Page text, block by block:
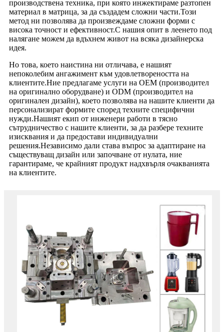
производствена техника, при която инжектираме разтопен
материал в матрица, за да създадем сложни части.Този
метод ни позволява да произвеждаме сложни форми с
висока точност и ефективност.С нашия опит в леенето под
налягане можем да вдъхнем живот на всяка дизайнерска
идея.
Но това, което наистина ни отличава, е нашият
непоколебим ангажимент към удовлетвореността на
клиентите.Ние предлагаме услуги на OEM (производител
на оригинално оборудване) и ODM (производител на
оригинален дизайн), което позволява на нашите клиенти да
персонализират формите според техните специфични
нужди.Нашият екип от инженери работи в тясно
сътрудничество с нашите клиенти, за да разбере техните
изисквания и да предостави индивидуални
решения.Независимо дали става въпрос за адаптиране на
съществуващ дизайн или започване от нулата, ние
гарантираме, че крайният продукт надхвърля очакванията
на клиентите.